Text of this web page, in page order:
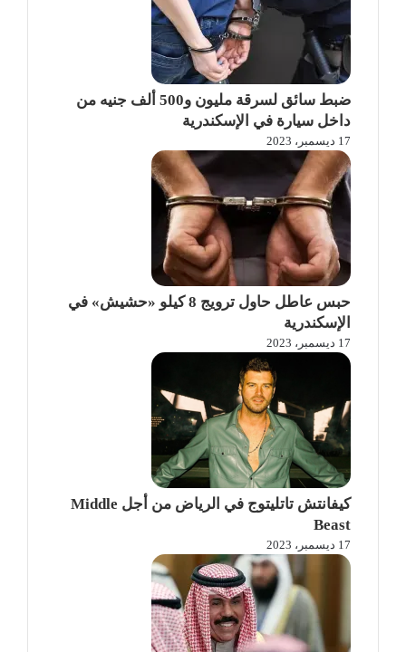
ضبط سائق لسرقة مليون و500 ألف جنيه من
داخل سيارة في الإسكندرية
17 ديسمبر، 2023
حبس عاطل حاول ترويج 8 كيلو «حشيش» في
الإسكندرية
17 ديسمبر، 2023
كيفانتش تاتليتوج في الرياض من أجل Middle
Beast
17 ديسمبر، 2023